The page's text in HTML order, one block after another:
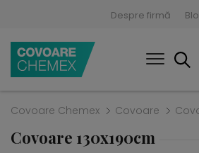
Despre firmă
Covoare Chemex Covoare
Covoare 130x190cm